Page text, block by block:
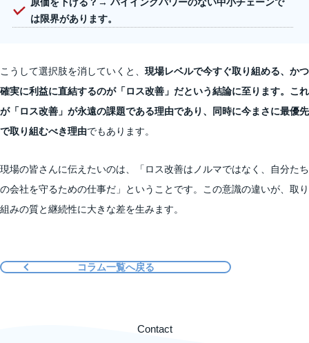
原価を下げる？ → バイイングパワーのない中小チェーンで
は限界があります。
こうして選択肢を消していくと、 現場レベルで今すぐ取り組める、かつ
確実に利益に直結するのが「ロス改善」だという結論に至ります。これ
が「ロス改善」が永遠の課題である理由であり、同時に今まさに最優先
で取り組むべき理由でもあります。
現場の皆さんに伝えたいのは、「ロス改善はノルマではなく、自分たち
の会社を守るための仕事だ」ということです。この意識の違いが、取り
組みの質と継続性に大きな差を生みます。
コラム一覧へ戻る
Contact